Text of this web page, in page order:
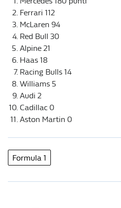
Ferrari 112
McLaren 94
Red Bull 30
Alpine 21
Haas 18
Racing Bulls 14
Williams 5
Audi 2
Cadillac 0
Aston Martin 0
Formula 1